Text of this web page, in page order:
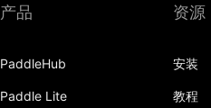
产品
PaddleHub
Paddle Lite
资源
安装
教程